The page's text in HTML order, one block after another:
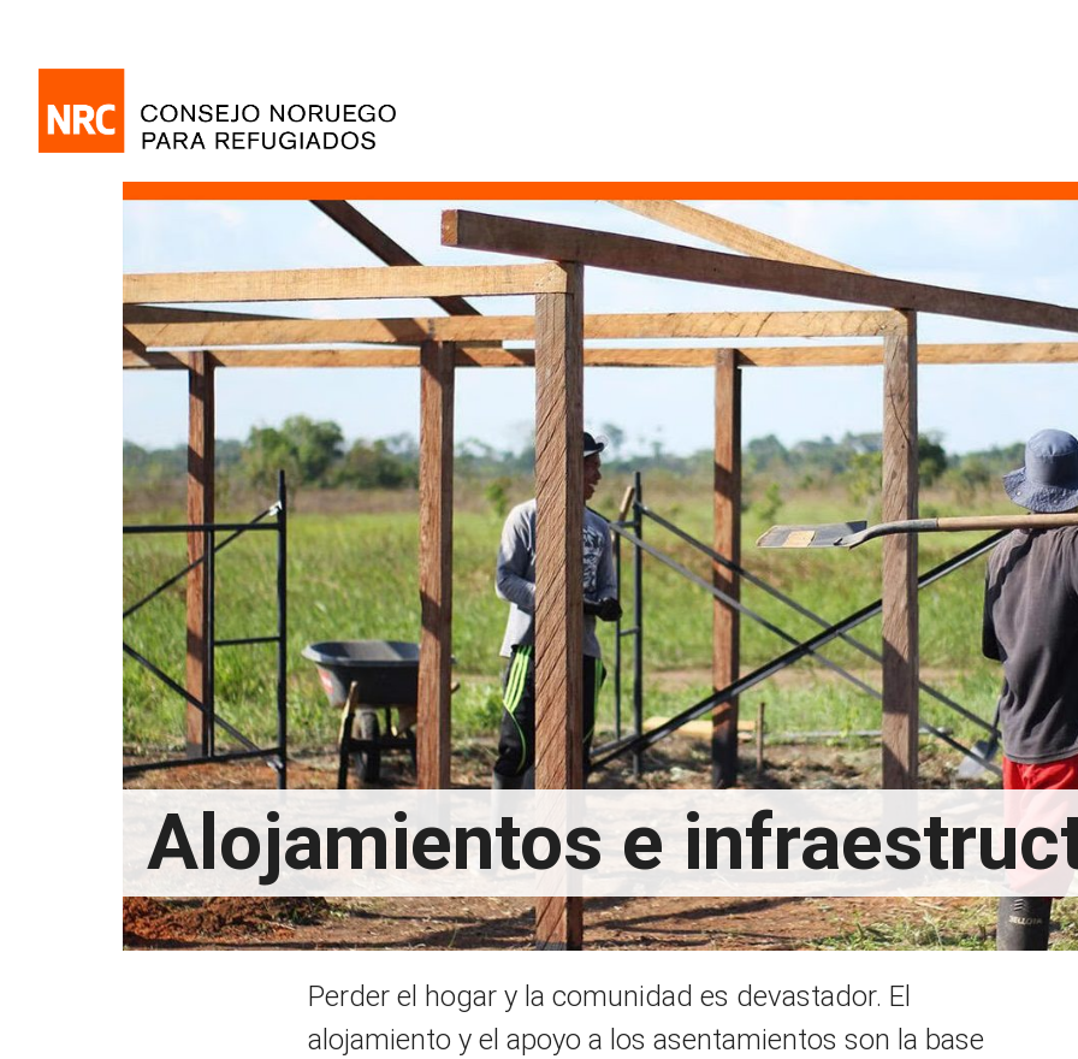
Alojamientos e
Perder el hogar y la comunidad es devastador. El
alojamiento y el apoyo a los asentamientos son la base